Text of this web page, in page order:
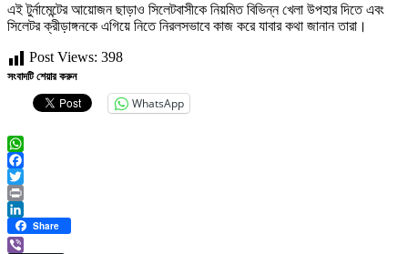
এই টুর্নামেন্টের আয়োজন ছাড়াও সিলেটবাসীকে নিয়মিত বিভিন্ন খেলা উপহার দিতে এবং
সিলেটর ক্রীড়াঙ্গনকে এগিয়ে নিতে নিরলসভাবে কাজ করে যাবার কথা জানান তারা।
Post Views: 398
সংবাদটি শেয়ার করুন
WhatsApp
WhatsApp
Facebook
Twitter
Print
LinkedIn
Share